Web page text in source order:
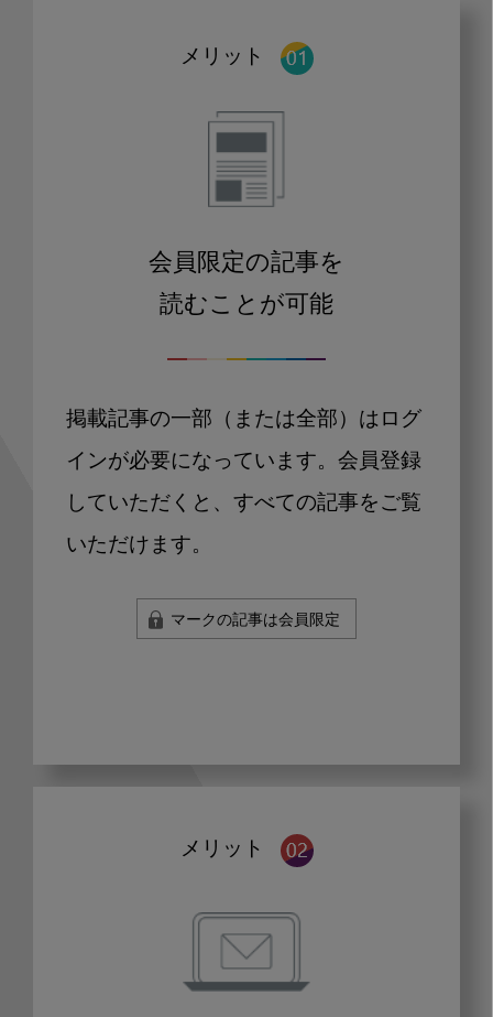
メリット
会員限定の記事を
読むことが可能
掲載記事の一部（または全部）はログ
インが必要になっています。会員登録
していただくと、すべての記事をご覧
いただけます。
マークの記事は会員限定
メリット